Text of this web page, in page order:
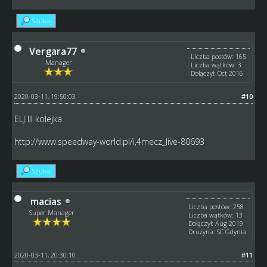
Szukaj
Vergara77
Manager
Liczba postów: 165
Liczba wątków: 3
Dołączył: Oct 2016
#10
2020-03-11, 19:50:03
ELJ III kolejka
http://www.speedway-world.pl/i,4mecz_live-80693
Szukaj
macias
Super Manager
Liczba postów: 258
Liczba wątków: 13
Dołączył: Aug 2019
Drużyna: SC Gdynia
#11
2020-03-11, 20:30:10